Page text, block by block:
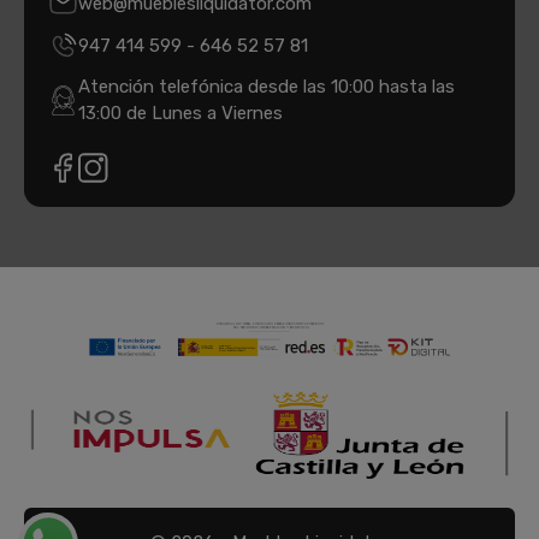
947 414 599 - 646 52 57 81
Atención telefónica desde las 10:00 hasta las
13:00 de Lunes a Viernes